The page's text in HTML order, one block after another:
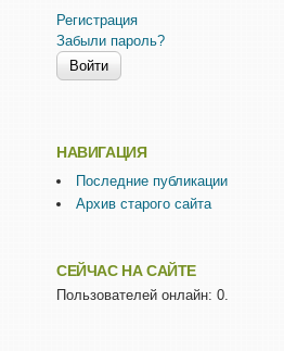
Регистрация
Забыли пароль?
НАВИГАЦИЯ
Последние публикации
Архив старого сайта
СЕЙЧАС НА САЙТЕ
Пользователей онлайн: 0.